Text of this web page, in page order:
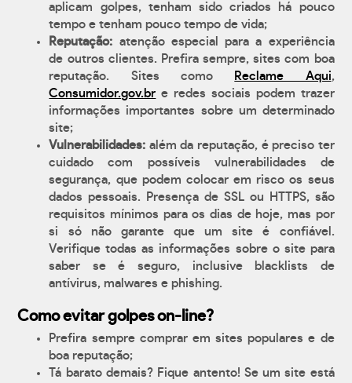
aplicam golpes, tenham sido criados há pouco
tempo e tenham pouco tempo de vida;
Reputação: atenção especial para a experiência
de outros clientes. Prefira sempre, sites com boa
reputação. Sites como
Reclame Aqui,
Consumidor.gov.br e redes sociais podem trazer
informações importantes sobre um determinado
site;
Vulnerabilidades: além da reputação, é preciso ter
cuidado com possíveis vulnerabilidades de
segurança, que podem colocar em risco os seus
dados pessoais. Presença de SSL ou HTTPS, são
requisitos mínimos para os dias de hoje, mas por
si só não garante que um site é confiável.
Verifique todas as informações sobre o site para
saber se é seguro, inclusive blacklists de
antívirus, malwares e phishing.
Como evitar golpes on-line?
Prefira sempre comprar em sites populares e de
boa reputação;
Tá barato demais? Fique antento! Se um site está